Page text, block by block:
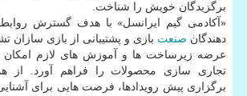
برگزیدگان خویش را شناخت.
«آكادمی گیم ایرانسل» با هدف گسترش روابط
دهندگان صنعت بازی و پشتیبانی از بازی سازان
عرضه زیرساخت ها و آموزش های لازم
تجاری سازی محصولات را فراهم آورد. از
برگزاری پیش رویدادها، فرصت هایی برای